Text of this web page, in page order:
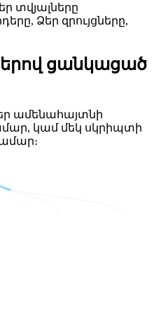
տվյալները
Ձեր զրույցները,
ցանկացած
ամենահայտնի
կամ մեկ սկրիպտի